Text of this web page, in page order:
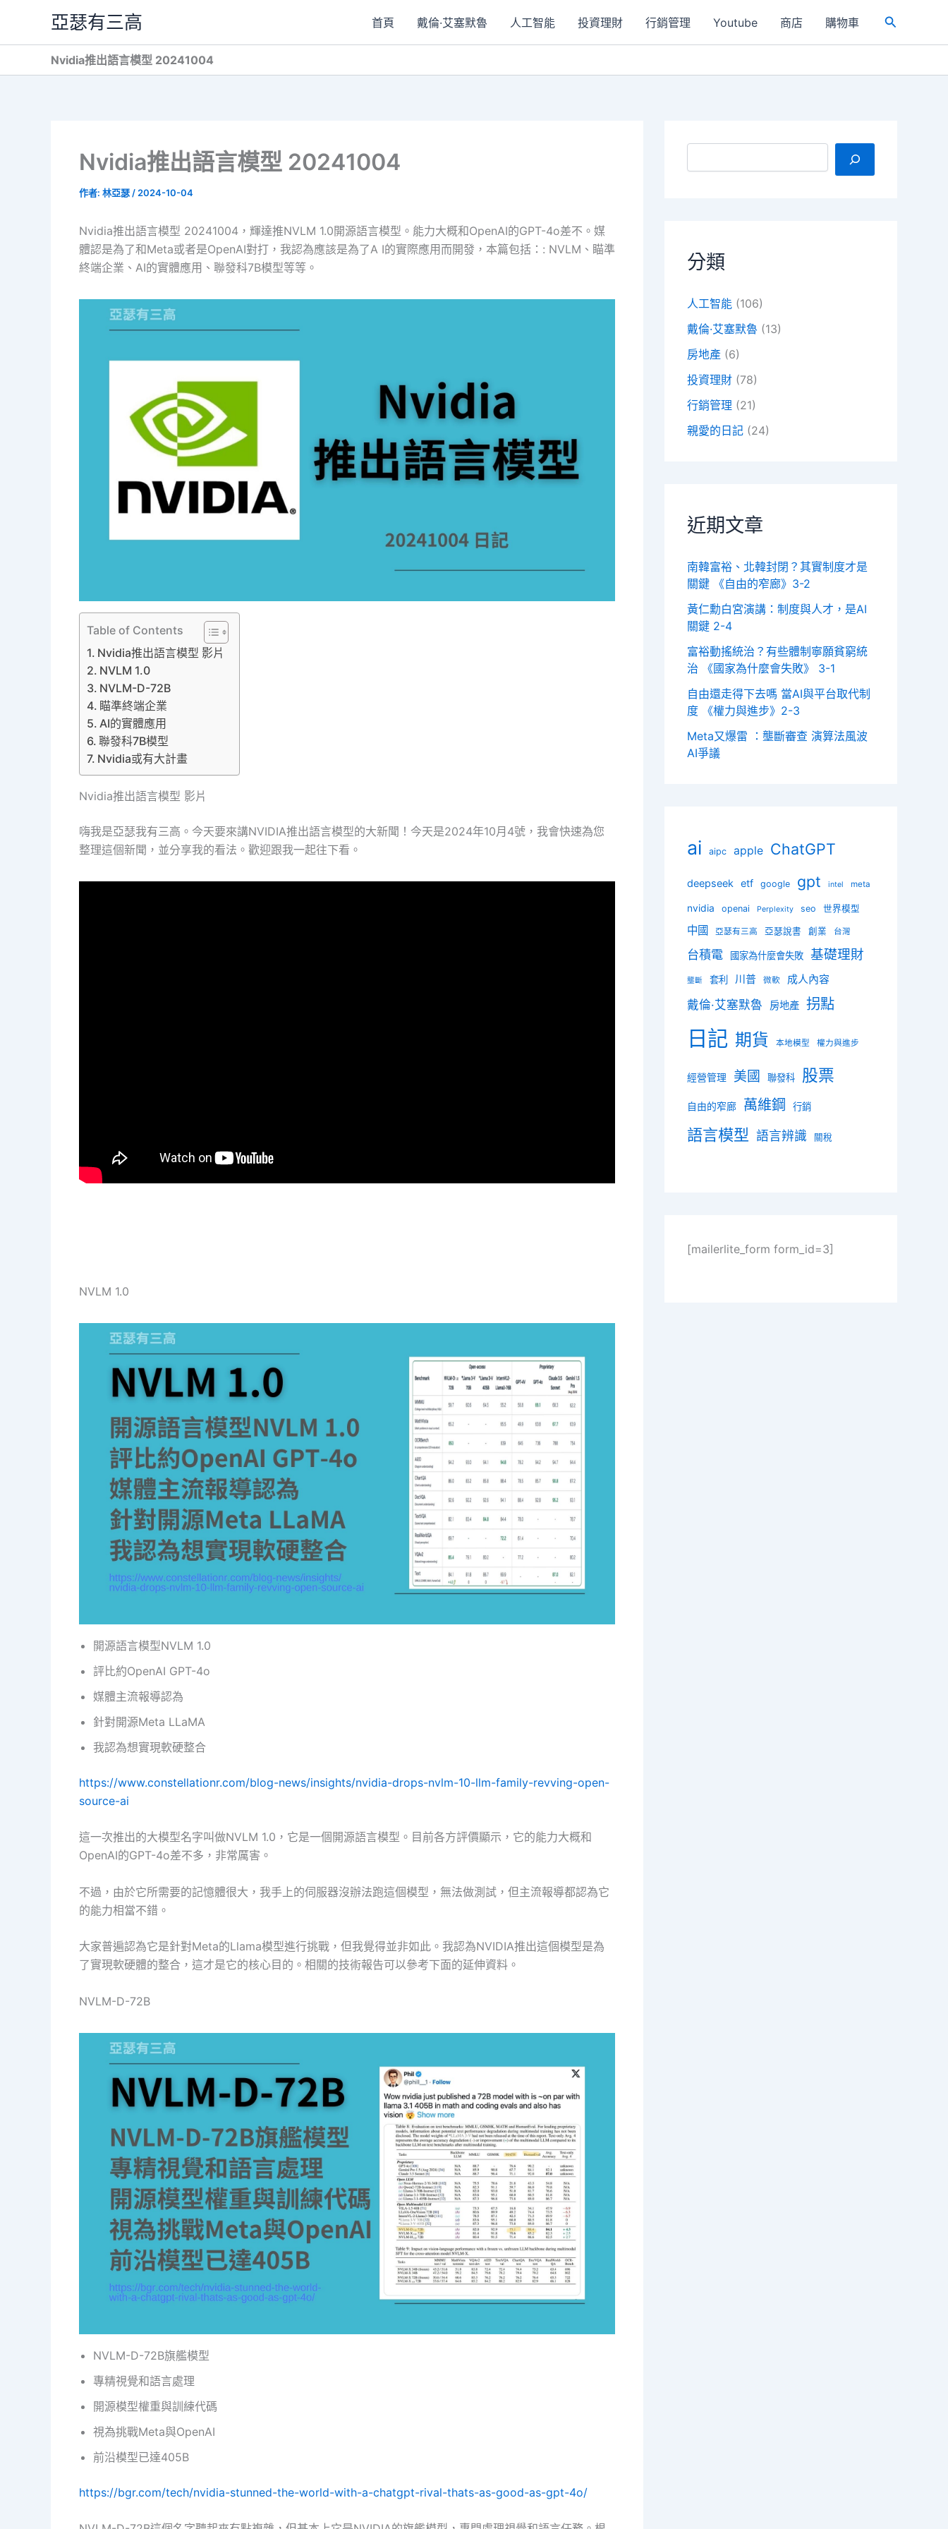
主
亞瑟有三高 首頁 戴倫·艾塞默魯 人工智能 投資理財 行銷管理 Youtube 商店 購物車
搜
尋
Nvidia推出語言模型 20241004
Nvidia推出語言模型 20241004
作者: 林亞瑟 / 2024-10-04
Nvidia推出語言模型 20241004，輝達推NVLM 1.0開源語言模型。能力大概和OpenAI的GPT-4o差不。媒
體認是為了和Meta或者是OpenAI對打，我認為應該是為了A I的實際應用而開發，本篇包括：: NVLM、瞄準
終端企業、AI的實體應用、聯發科7B模型等等。
Table of Contents
Nvidia推出語言模型 影片
NVLM 1.0
NVLM-D-72B
瞄準終端企業
AI的實體應用
聯發科7B模型
Nvidia或有大計畫
Nvidia推出語言模型 影片
嗨我是亞瑟我有三高。今天要來講NVIDIA推出語言模型的大新聞！今天是2024年10月4號，我會快速為您
整理這個新聞，並分享我的看法。歡迎跟我一起往下看。
NVLM 1.0
開源語言模型NVLM 1.0
評比約OpenAI GPT-4o
媒體主流報導認為
針對開源Meta LLaMA
我認為想實現軟硬整合
https://www.constellationr.com/blog-news/insights/nvidia-drops-nvlm-10-llm-family-revving-open-
source-ai
這一次推出的大模型名字叫做NVLM 1.0，它是一個開源語言模型。目前各方評價顯示，它的能力大概和
OpenAI的GPT-4o差不多，非常厲害。
不過，由於它所需要的記憶體很大，我手上的伺服器沒辦法跑這個模型，無法做測試，但主流報導都認為它
的能力相當不錯。
大家普遍認為它是針對Meta的Llama模型進行挑戰，但我覺得並非如此。我認為NVIDIA推出這個模型是為
了實現軟硬體的整合，這才是它的核心目的。相關的技術報告可以參考下面的延伸資料。
NVLM-D-72B
NVLM-D-72B旗艦模型
專精視覺和語言處理
開源模型權重與訓練代碼
視為挑戰Meta與OpenAI
前沿模型已達405B
https://bgr.com/tech/nvidia-stunned-the-world-with-a-chatgpt-rival-thats-as-good-as-gpt-4o/
搜尋
分類
人工智能 (106)
戴倫·艾塞默魯 (13)
房地產 (6)
投資理財 (78)
行銷管理 (21)
親愛的日記 (24)
近期文章
南韓富裕、北韓封閉？其實制度才是
關鍵 《自由的窄廊》3-2
黃仁勳白宮演講：制度與人才，是AI
關鍵 2-4
富裕動搖統治？有些體制寧願貧窮統
治 《國家為什麼會失敗》 3-1
自由還走得下去嗎 當AI與平台取代制
度 《權力與進步》2-3
Meta又爆雷 ：壟斷審查 演算法風波
AI爭議
ai aipc apple ChatGPT
deepseek etf google gpt intel meta
nvidia openai Perplexity seo 世界模型
中國 亞瑟有三高 亞瑟說書 創業 台灣
台積電 國家為什麼會失敗 基礎理財
壟斷 套利 川普 微軟 成人內容
戴倫·艾塞默魯 房地產 拐點
日記 期貨 本地模型 權力與進步
經營管理 美國 聯發科 股票
自由的窄廊 萬維鋼 行銷
語言模型 語言辨識 關稅
[mailerlite_form form_id=3]